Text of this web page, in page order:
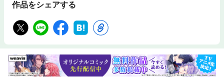
作品をシェアする